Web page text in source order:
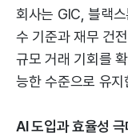
회사는 GIC, 블랙
수 기준과 재무 건
규모 거래 기회를
능한 수준으로 유
AI 도입과 효율성